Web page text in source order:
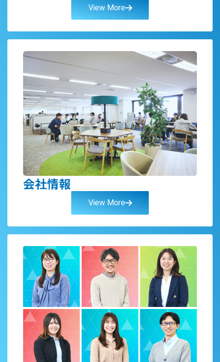
View More
会社情報
View More